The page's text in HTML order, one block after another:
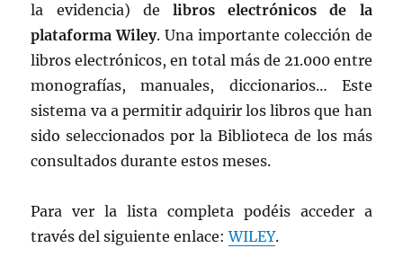
la evidencia) de libros electrónicos de la
plataforma Wiley. Una importante colección de
libros electrónicos, en total más de 21.000 entre
monografías, manuales, diccionarios… Este
sistema va a permitir adquirir los libros que han
sido seleccionados por la Biblioteca de los más
consultados durante estos meses.
Para ver la lista completa podéis acceder a
través del siguiente enlace:WILEY.